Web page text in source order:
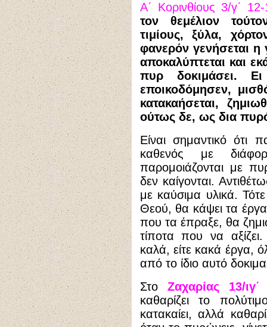
Α΄ Κορινθίους 3/γ΄
τον θεμέλιον
τιμίους, ξύλα,
φανερόν γενήσεται
αποκαλύπτεται και
πυρ δοκιμάσει.
εποικοδόμησεν,
κατακαήσεται,
ούτως δε, ως δια
Είναι σημαντικό ότι
καθενός με
παρομοιάζονται με
δεν καίγονται.
με καύσιμα υλικά.
Θεού, θα κάψει τα έργα
που τα έπραξε, θα
τίποτα που να
καλά, είτε κακά έργα,
από το ίδιο αυτό
Στο Ζαχαρίας 13/
καθαρίζει το
κατακαίει, αλλά